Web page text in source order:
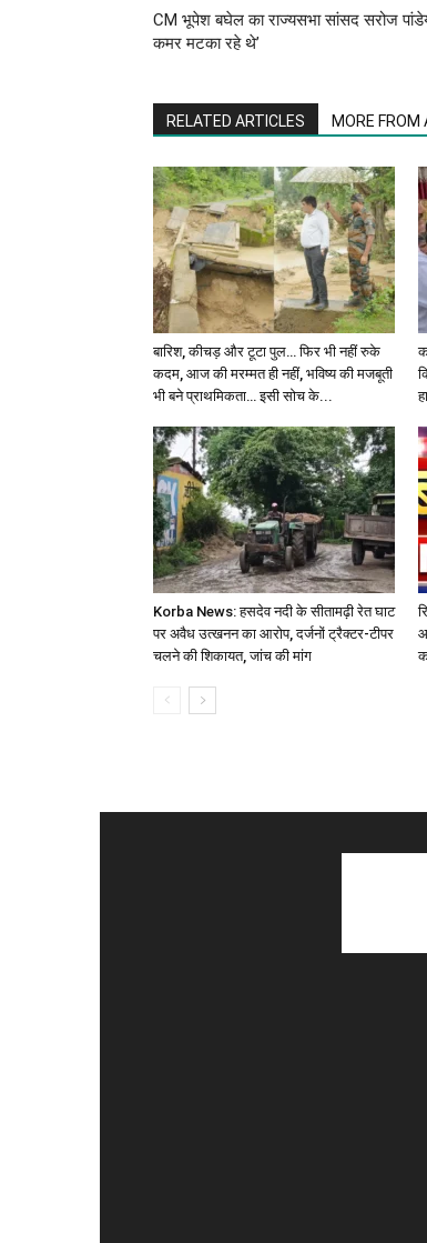
CM भूपेश बघेल का राज्यसभा सांसद सरोज
कमर मटका रहे थे’
RELATED ARTICLES MORE FROM
बारिश, कीचड़ और टूटा पुल… फिर भी नहीं रुके
कदम, आज की मरम्मत ही नहीं, भविष्य की मजबूती
भी बने प्राथमिकता… इसी सोच के...
Korba News: हसदेव नदी के सीतामढ़ी रेत घाट
पर अवैध उत्खनन का आरोप, दर्जनों ट्रैक्टर-टीपर
चलने की शिकायत, जांच की मांग